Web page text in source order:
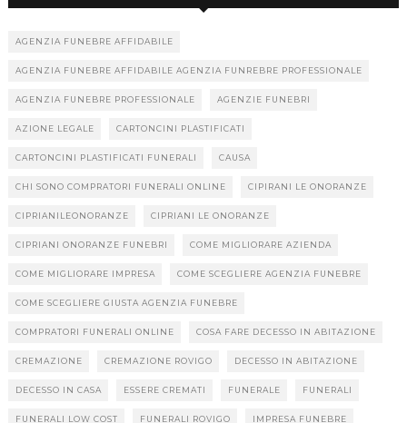
AGENZIA FUNEBRE AFFIDABILE
AGENZIA FUNEBRE AFFIDABILE AGENZIA FUNREBRE PROFESSIONALE
AGENZIA FUNEBRE PROFESSIONALE AGENZIE FUNEBRI
AZIONE LEGALE CARTONCINI PLASTIFICATI
CARTONCINI PLASTIFICATI FUNERALI CAUSA
CHI SONO COMPRATORI FUNERALI ONLINE CIPIRANI LE ONORANZE
CIPRIANILEONORANZE CIPRIANI LE ONORANZE
CIPRIANI ONORANZE FUNEBRI COME MIGLIORARE AZIENDA
COME MIGLIORARE IMPRESA COME SCEGLIERE AGENZIA FUNEBRE
COME SCEGLIERE GIUSTA AGENZIA FUNEBRE
COMPRATORI FUNERALI ONLINE COSA FARE DECESSO IN ABITAZIONE
CREMAZIONE CREMAZIONE ROVIGO DECESSO IN ABITAZIONE
DECESSO IN CASA ESSERE CREMATI FUNERALE FUNERALI
FUNERALI LOW COST FUNERALI ROVIGO IMPRESA FUNEBRE